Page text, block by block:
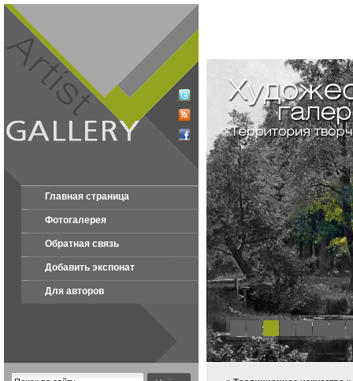
Главная страница
Фотогалерея
Обратная связь
Добавить экспонат
Для авторов